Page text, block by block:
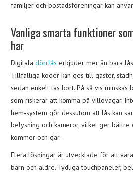
familjer och bostadsföreningar kan
Vanliga smarta funktioner
har
Digitaladörrlås erbjuder mer än bara
Tillfälliga koder kan ges till gäster,
sedan enkelt tas bort. På så vis minskas
som riskerar att komma på villovägar.
hem-system gör dessutom att lås kan
belysning och kameror, vilket ger
kommer och går.
Flera lösningar är utvecklade för att
barn och äldre. Tydliga touchpaneler,